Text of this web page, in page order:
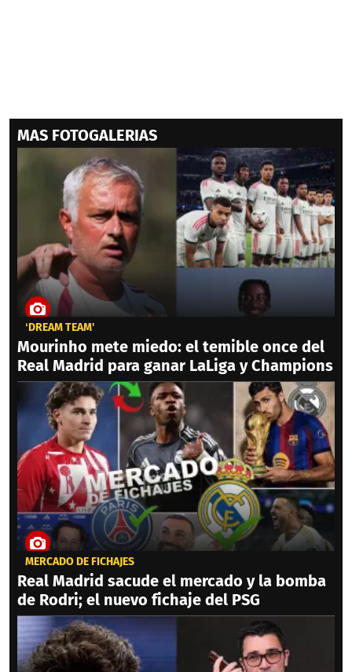
MAS FOTOGALERIAS
‘DREAM TEAM'
Mourinho mete miedo: el temible once del
Real Madrid para ganar LaLiga y Champions
MERCADO DE FICHAJES
Real Madrid sacude el mercado y la bomba
de Rodri; el nuevo fichaje del PSG